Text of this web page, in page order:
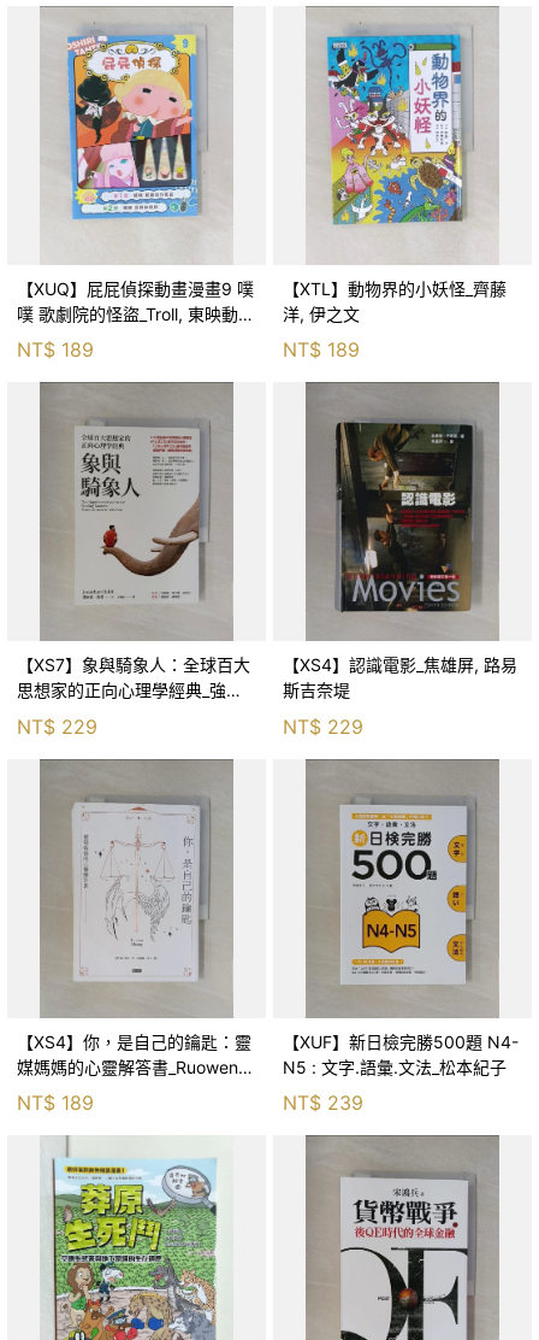
【XUQ】屁屁偵探動畫漫畫9 噗
噗 歌劇院的怪盜_Troll, 東映動畫
株式會社, 張東君
NT$ 189
【XTL】動物界的小妖怪_齊藤
洋, 伊之文
NT$ 189
【XS7】象與騎象人：全球百大
思想家的正向心理學經典_強納
NT$ 229
【XS4】認識電影_焦雄屏, 路易
斯吉奈堤
NT$ 229
【XS4】你，是自己的鑰匙：靈
媒媽媽的心靈解答書_Ruowen
Huang
NT$ 189
【XUF】新日檢完勝500題 N4-
N5 : 文字.語彙.文法_松本紀子
NT$ 239